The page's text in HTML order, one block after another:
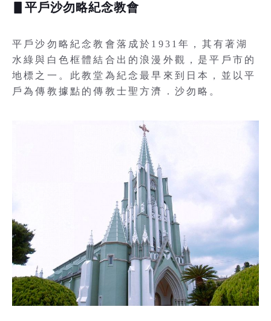
▋平戶沙勿略紀念教會
平戶沙勿略紀念教會落成於1931年，其有著湖
水綠與白色框體結合出的浪漫外觀，是平戶市的
地標之一。此教堂為紀念最早來到日本，並以平
戶為傳教據點的傳教士聖方濟．沙勿略。